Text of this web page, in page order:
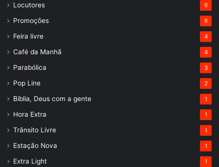
Locutores 6
Promoções 6
Feira livre 4
Café da Manhã 4
Parabólica 3
Pop Line 2
Bíblia, Deus com a gente 1
Hora Extra 1
Trânsito Livre 1
Estação Nova 1
Extra Light 1